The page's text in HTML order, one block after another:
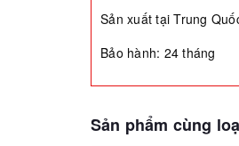
Sản xuất tại Trung
Bảo hành: 24 tháng
Sản phẩm cùng